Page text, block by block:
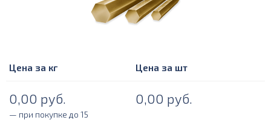
Цена за кг Цена за шт
0,00 руб. 0,00 руб.
— при покупке до 15